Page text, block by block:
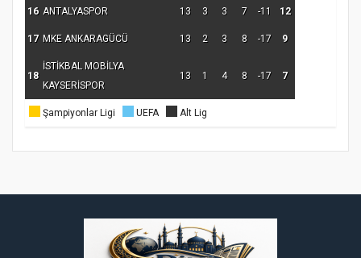
16 ANTALYASPOR 13 3 3 7 -11 12
17 MKE ANKARAGÜCÜ 13 2 3 8 -17 9
18
İSTİKBAL MOBİLYA
KAYSERİSPOR
13 1 4 8 -17 7
Şampiyonlar Ligi UEFA Alt Lig